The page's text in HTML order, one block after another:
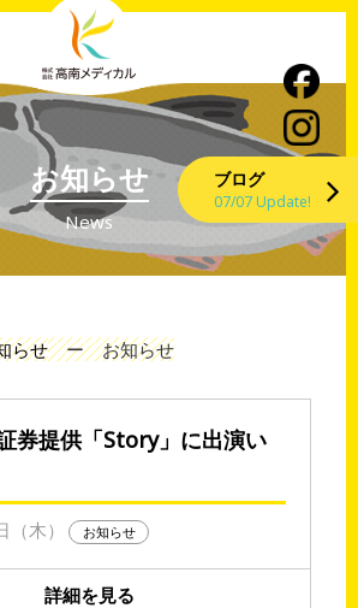
お知らせ
News
らせーお知らせ
券提供「Story」に出演い
木） お知らせ
詳細を見る
ブログ
07/07 Update!